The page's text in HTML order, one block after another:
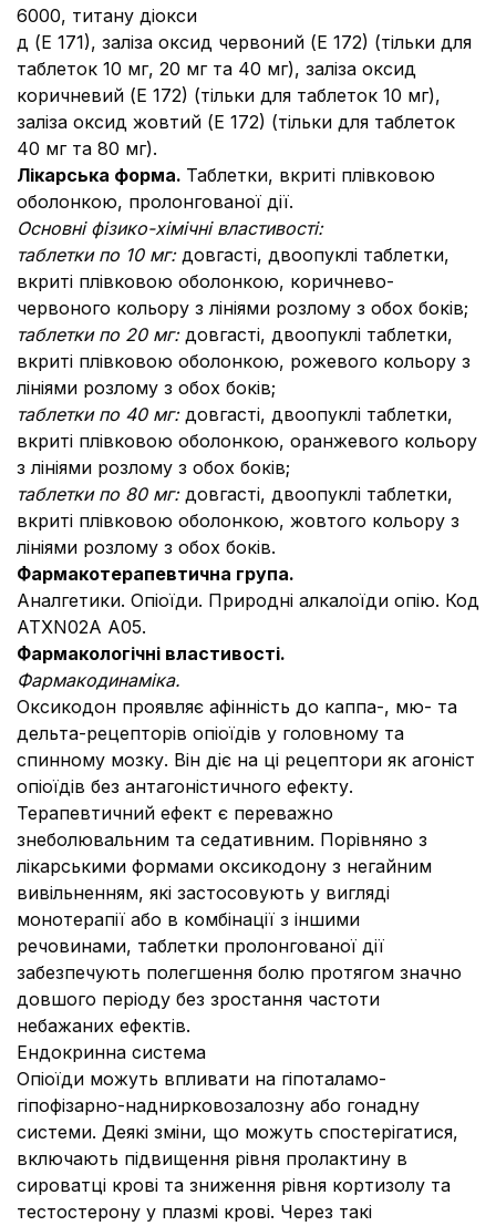
6000, титану діокси
д (Е 171), заліза оксид червоний (Е 172) (тільки для
таблеток 10 мг, 20 мг та 40 мг), заліза оксид
коричневий (Е 172) (тільки для таблеток 10 мг),
заліза оксид жовтий (Е 172) (тільки для таблеток
40 мг та 80 мг).
Лікарська форма. Таблетки, вкриті плівковою
оболонкою, пролонгованої дії.
Основні фізико-хімічні властивості:
таблетки по 10 мг: довгасті, двоопуклі таблетки,
вкриті плівковою оболонкою, коричнево-
червоного кольору з лініями розлому з обох боків;
таблетки по 20 мг: довгасті, двоопуклі таблетки,
вкриті плівковою оболонкою, рожевого кольору з
лініями розлому з обох боків;
таблетки по 40 мг: довгасті, двоопуклі таблетки,
вкриті плівковою оболонкою, оранжевого кольору
з лініями розлому з обох боків;
таблетки по 80 мг: довгасті, двоопуклі таблетки,
вкриті плівковою оболонкою, жовтого кольору з
лініями розлому з обох боків.
Фармакотерапевтична група.
Аналгетики. Опіоїди. Природні алкалоїди опію. Код
ATХN02A A05.
Фармакологічні властивості.
Фармакодинаміка.
Оксикодон проявляє афінність до каппа-, мю- та
дельта-рецепторів опіоїдів у головному та
спинному мозку. Він діє на ці рецептори як агоніст
опіоїдів без антагоністичного ефекту.
Терапевтичний ефект є переважно
знеболювальним та седативним. Порівняно з
лікарськими формами оксикодону з негайним
вивільненням, які застосовують у вигляді
монотерапії або в комбінації з іншими
речовинами, таблетки пролонгованої дії
забезпечують полегшення болю протягом значно
довшого періоду без зростання частоти
небажаних ефектів.
Ендокринна система
Опіоїди можуть впливати на гіпоталамо-
гіпофізарно-наднирковозалозну або гонадну
системи. Деякі зміни, що можуть спостерігатися,
включають підвищення рівня пролактину в
сироватці крові та зниження рівня кортизолу та
тестостерону у плазмі крові. Через такі